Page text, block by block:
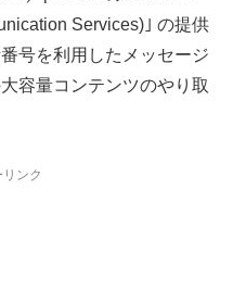
Services)｣ の提供
号を利用したメッセージ
容量コンテンツのやり取
ンク